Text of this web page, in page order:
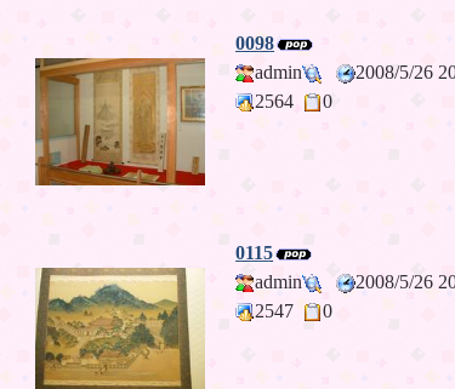
0098
admin
2008/5/26
2564
0
0115
admin
2008/5/26
2547
0